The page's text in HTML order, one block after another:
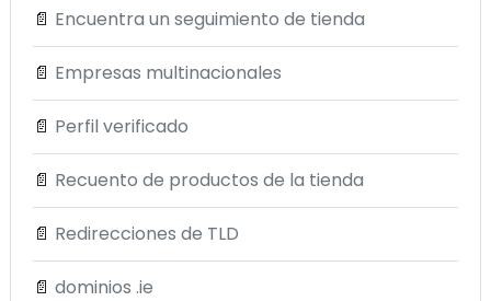
📄 Encuentra un seguimiento de tienda
📄 Empresas multinacionales
📄 Perfil verificado
📄 Recuento de productos de la tienda
📄 Redirecciones de TLD
📄 dominios .ie